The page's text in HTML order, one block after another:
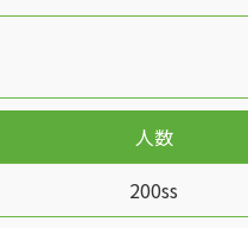
人数
200ss